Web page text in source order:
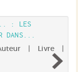
: LES
DANS...
| Livre |